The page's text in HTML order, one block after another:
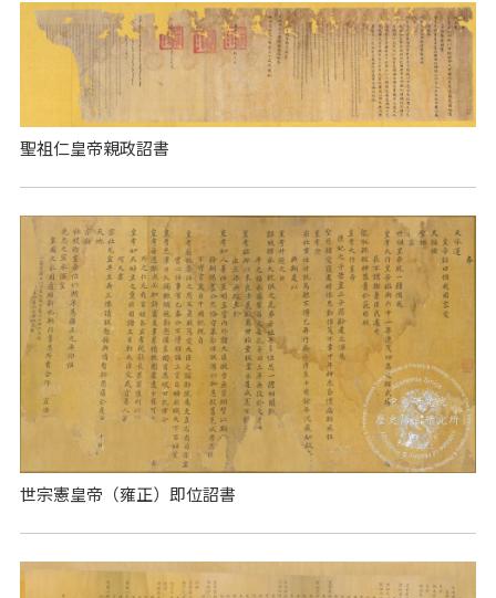
聖祖仁皇帝親政詔書
世宗憲皇帝（雍正）即位詔書